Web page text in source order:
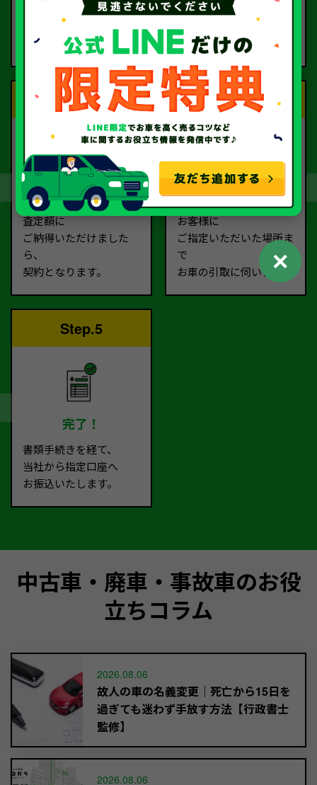
お電話または査定フォー
ご依頼ください。
査定のプロが
お電話で回答いたしま
す。
Step.3
契約
査定額に
ご納得いただけました
ら、
契約となります。
Step.4
お引取り
お客様に
ご指定いただいた場所ま
で
お車の引取に伺います。
Step.5
完了！
書類手続きを経て、
当社から指定口座へ
お振込いたします。
中古車・廃車・事故車のお役
立ちコラム
2026.08.06
故人の車の名義変更｜死亡から15日を
過ぎても迷わず手放す方法【行政書士
監修】
2026.08.06
✕